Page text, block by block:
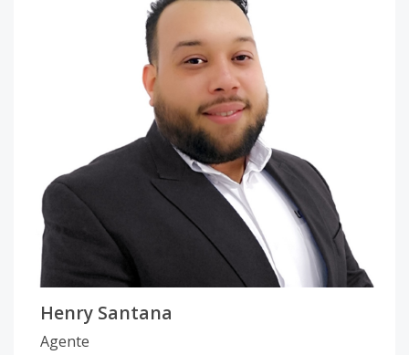
Henry Santana
Agente